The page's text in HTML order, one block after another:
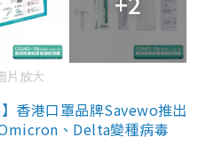
片放大
香港口罩品牌Savewo推出
、Delta變種病毒